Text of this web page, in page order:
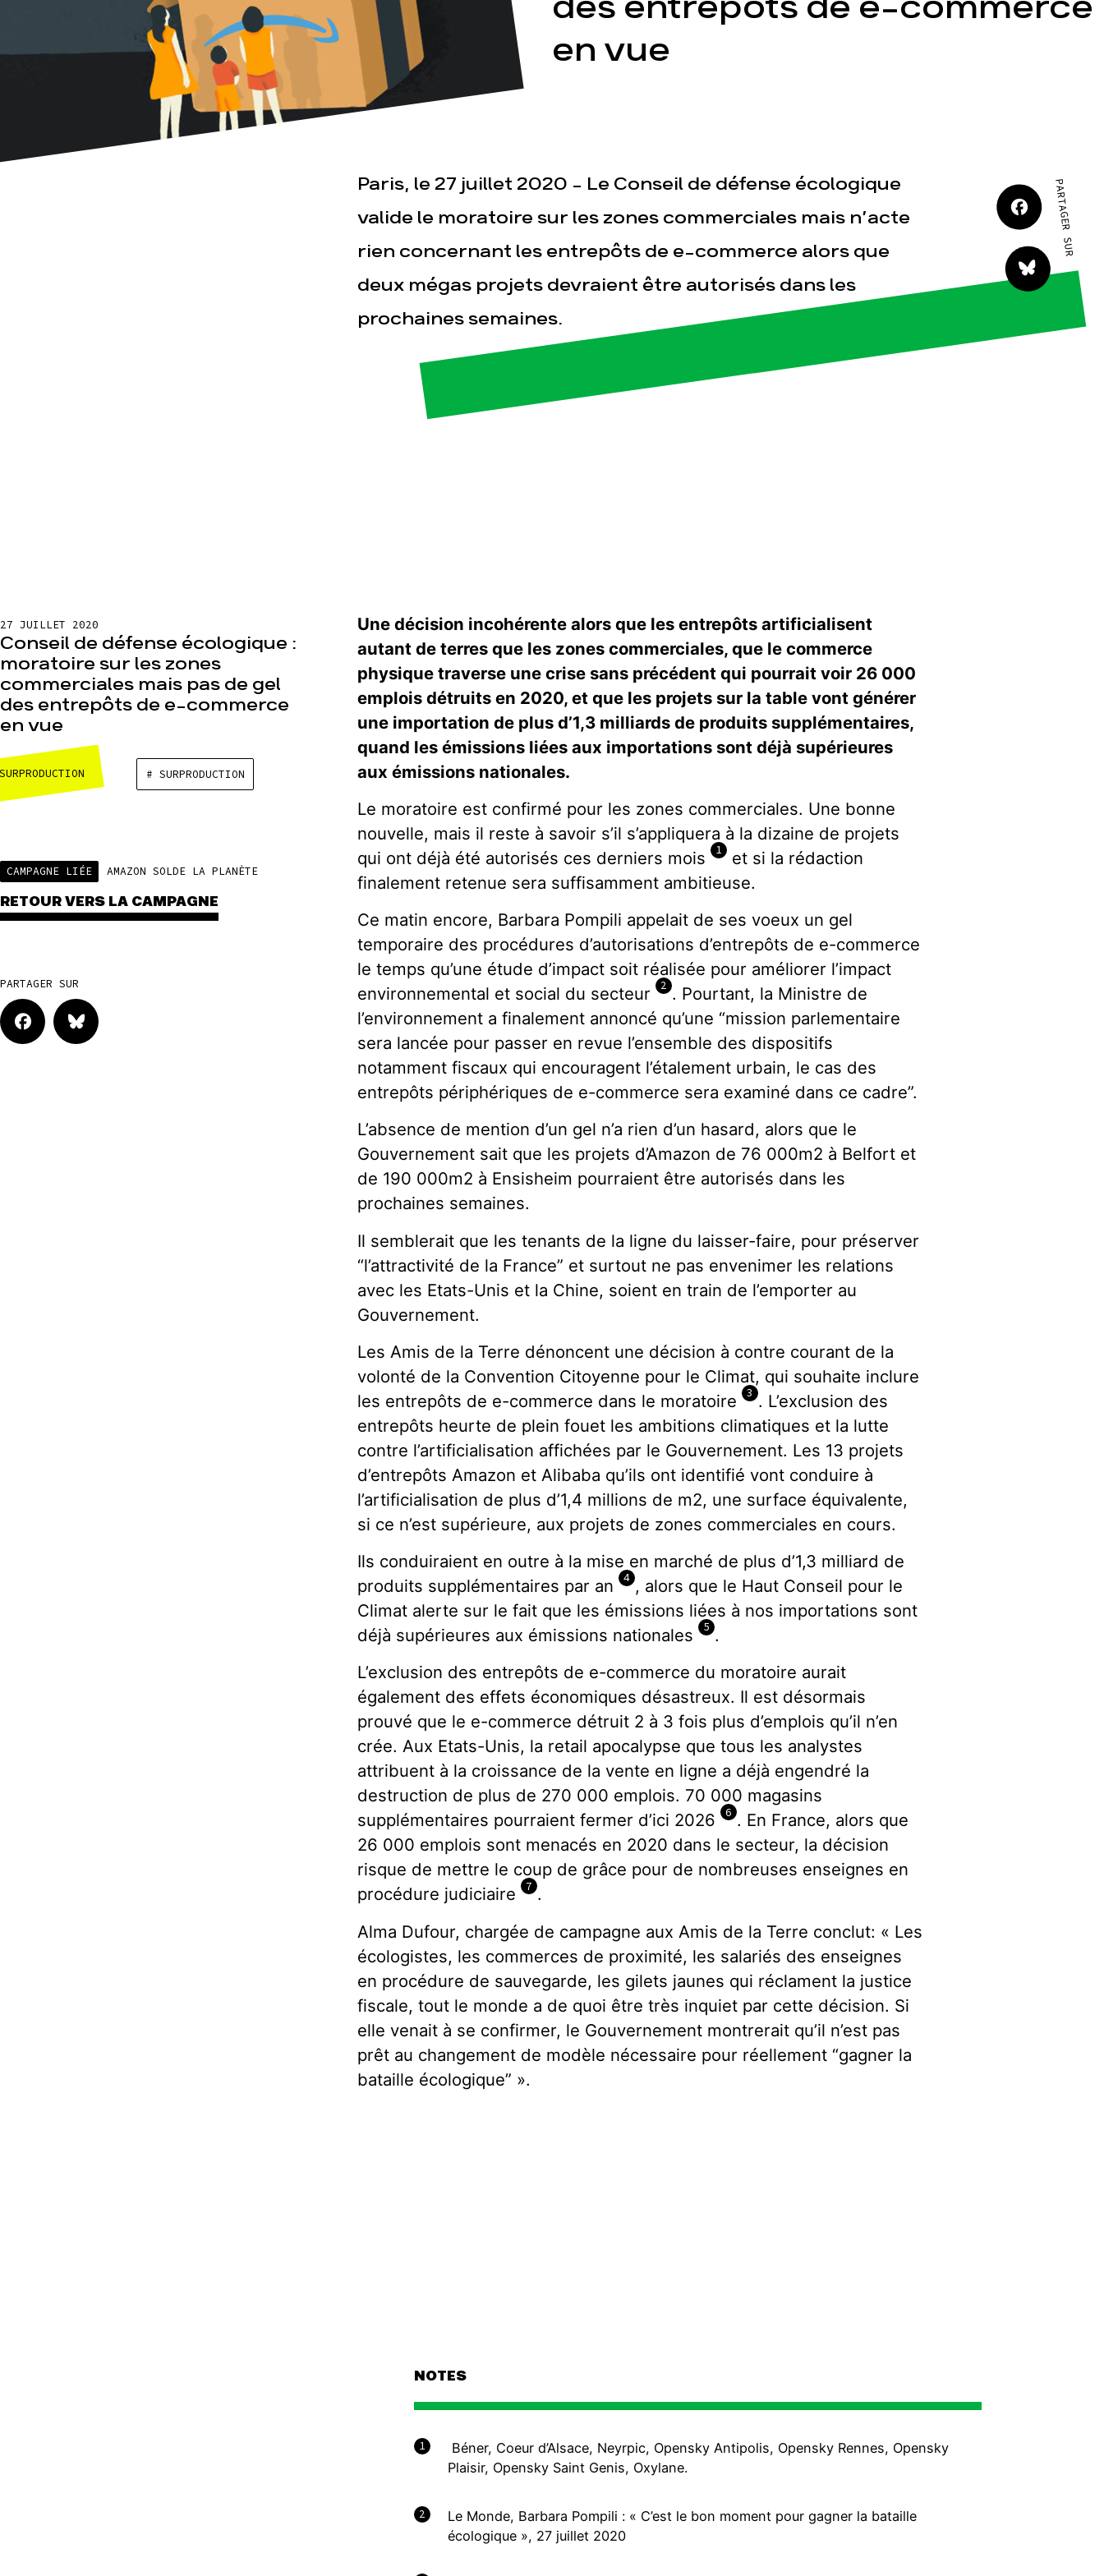
JE M'IMPLIQUE
des entrepôts de e-commerce
en vue
Paris, le 27 juillet 2020 - Le Conseil de défense écologique
valide le moratoire sur les zones commerciales mais n’acte
rien concernant les entrepôts de e-commerce alors que
deux mégas projets devraient être autorisés dans les
prochaines semaines.
PARTAGER SUR
27 JUILLET 2020
Conseil de défense écologique :
moratoire sur les zones
commerciales mais pas de gel
des entrepôts de e-commerce
en vue
# SURPRODUCTION
CAMPAGNE LIÉE AMAZON SOLDE LA PLANÈTE
RETOUR VERS LA CAMPAGNE
PARTAGER SUR
Une décision incohérente alors que les entrepôts artificialisent
autant de terres que les zones commerciales, que le commerce
physique traverse une crise sans précédent qui pourrait voir 26 000
emplois détruits en 2020, et que les projets sur la table vont générer
une importation de plus d’1,3 milliards de produits supplémentaires,
quand les émissions liées aux importations sont déjà supérieures
aux émissions nationales.
Le moratoire est confirmé pour les zones commerciales. Une bonne
nouvelle, mais il reste à savoir s’il s’appliquera à la dizaine de projets
qui ont déjà été autorisés ces derniers mois 1
et si la rédaction
finalement retenue sera suffisamment ambitieuse.
Ce matin encore, Barbara Pompili appelait de ses voeux un gel
temporaire des procédures d’autorisations d’entrepôts de e-commerce
le temps qu’une étude d’impact soit réalisée pour améliorer l’impact
environnemental et social du secteur 2 . Pourtant, la Ministre de
l’environnement a finalement annoncé qu’une “mission parlementaire
sera lancée pour passer en revue l’ensemble des dispositifs
notamment fiscaux qui encouragent l’étalement urbain, le cas des
entrepôts périphériques de e-commerce sera examiné dans ce cadre”.
L’absence de mention d’un gel n’a rien d’un hasard, alors que le
Gouvernement sait que les projets d’Amazon de 76 000m2 à Belfort et
de 190 000m2 à Ensisheim pourraient être autorisés dans les
prochaines semaines.
Il semblerait que les tenants de la ligne du laisser-faire, pour préserver
“l’attractivité de la France” et surtout ne pas envenimer les relations
avec les Etats-Unis et la Chine, soient en train de l’emporter au
Gouvernement.
Les Amis de la Terre dénoncent une décision à contre courant de la
volonté de la Convention Citoyenne pour le Climat, qui souhaite inclure
les entrepôts de e-commerce dans le moratoire 3 . L’exclusion des
entrepôts heurte de plein fouet les ambitions climatiques et la lutte
contre l’artificialisation affichées par le Gouvernement. Les 13 projets
d’entrepôts Amazon et Alibaba qu’ils ont identifié vont conduire à
l’artificialisation de plus d’1,4 millions de m2, une surface équivalente,
si ce n’est supérieure, aux projets de zones commerciales en cours.
Ils conduiraient en outre à la mise en marché de plus d’1,3 milliard de
produits supplémentaires par an 4 , alors que le Haut Conseil pour le
Climat alerte sur le fait que les émissions liées à nos importations sont
déjà supérieures aux émissions nationales 5 .
L’exclusion des entrepôts de e-commerce du moratoire aurait
également des effets économiques désastreux. Il est désormais
prouvé que le e-commerce détruit 2 à 3 fois plus d’emplois qu’il n’en
crée. Aux Etats-Unis, la retail apocalypse que tous les analystes
attribuent à la croissance de la vente en ligne a déjà engendré la
destruction de plus de 270 000 emplois. 70 000 magasins
supplémentaires pourraient fermer d’ici 2026 6 . En France, alors que
26 000 emplois sont menacés en 2020 dans le secteur, la décision
risque de mettre le coup de grâce pour de nombreuses enseignes en
procédure judiciaire 7 .
Alma Dufour, chargée de campagne aux Amis de la Terre conclut: « Les
écologistes, les commerces de proximité, les salariés des enseignes
en procédure de sauvegarde, les gilets jaunes qui réclament la justice
fiscale, tout le monde a de quoi être très inquiet par cette décision. Si
elle venait à se confirmer, le Gouvernement montrerait qu’il n’est pas
prêt au changement de modèle nécessaire pour réellement “gagner la
bataille écologique” ».
NOTES
1
Béner, Coeur d’Alsace, Neyrpic, Opensky Antipolis, Opensky Rennes, Opensky
Plaisir, Opensky Saint Genis, Oxylane.
2
Le Monde, Barbara Pompili : « C’est le bon moment pour gagner la bataille
écologique », 27 juillet 2020